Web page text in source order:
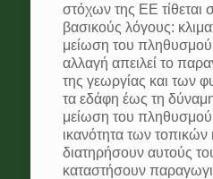
στόχων της ΕΕ τίθεται
βασικούς λόγους:
μείωση του
αλλαγή απειλεί το
της γεωργίας και των
τα εδάφη έως τη
μείωση του πληθυσμού
ικανότητα των τοπικών
διατηρήσουν αυτούς
καταστήσουν